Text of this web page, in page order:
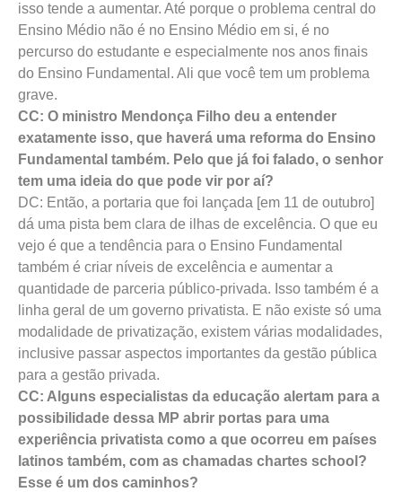
isso tende a aumentar. Até porque o problema central do
Ensino Médio não é no Ensino Médio em si, é no
percurso do estudante e especialmente nos anos finais
do Ensino Fundamental. Ali que você tem um problema
grave.
CC: O ministro Mendonça Filho deu a entender
exatamente isso, que haverá uma reforma do Ensino
Fundamental também. Pelo que já foi falado, o senhor
tem uma ideia do que pode vir por aí?
DC: Então, a portaria que foi lançada [em 11 de outubro]
dá uma pista bem clara de ilhas de excelência. O que eu
vejo é que a tendência para o Ensino Fundamental
também é criar níveis de excelência e aumentar a
quantidade de parceria público-privada. Isso também é a
linha geral de um governo privatista. E não existe só uma
modalidade de privatização, existem várias modalidades,
inclusive passar aspectos importantes da gestão pública
para a gestão privada.
CC: Alguns especialistas da educação alertam para a
possibilidade dessa MP abrir portas para uma
experiência privatista como a que ocorreu em países
latinos também, com as chamadas chartes school?
Esse é um dos caminhos?